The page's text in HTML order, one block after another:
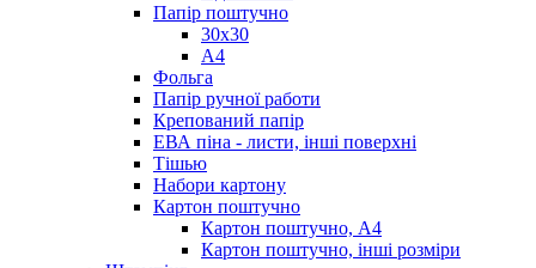
Папір поштучно
30х30
А4
Фольга
Папір ручної работи
Крепований папір
ЕВА піна - листи, інші поверхні
Тішью
Набори картону
Картон поштучно
Картон поштучно, А4
Картон поштучно, інші розміри